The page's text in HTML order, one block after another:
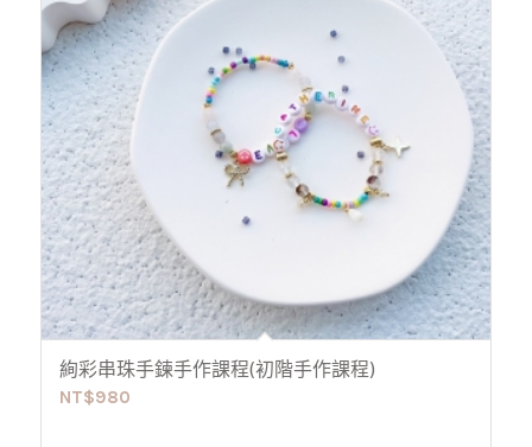
絢彩串珠手鍊手作課程(初階手作課程)
NT$980